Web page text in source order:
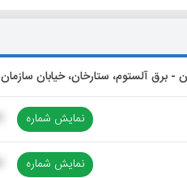
نمایش شماره
نمایش شماره